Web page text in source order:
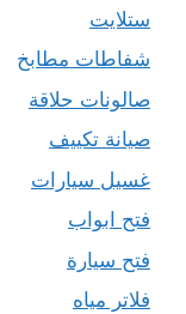
ستلايت
شفاطات مطابخ
صالونات حلاقة
صيانة تكييف
غسيل سيارات
فتح ابواب
فتح سيارة
فلاتر مياه